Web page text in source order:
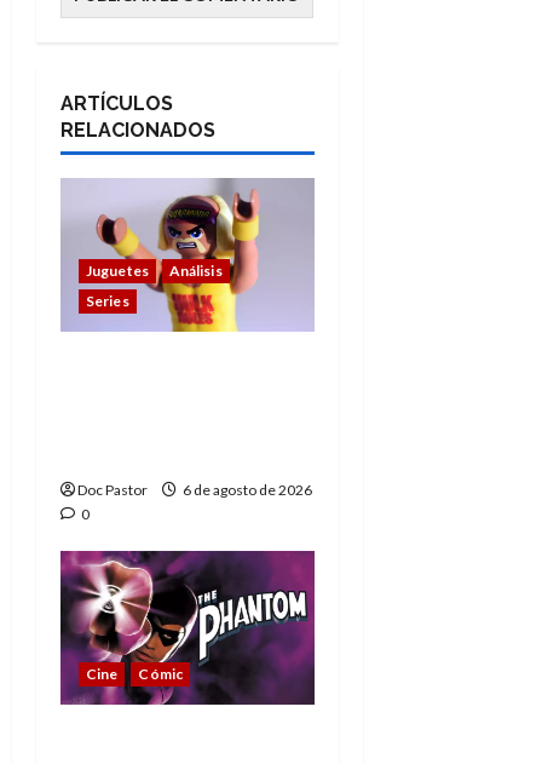
ARTÍCULOS
RELACIONADOS
Juguetes
Análisis
Series
Doc Pastor
6 de agosto de 2026
0
Cine Cómic